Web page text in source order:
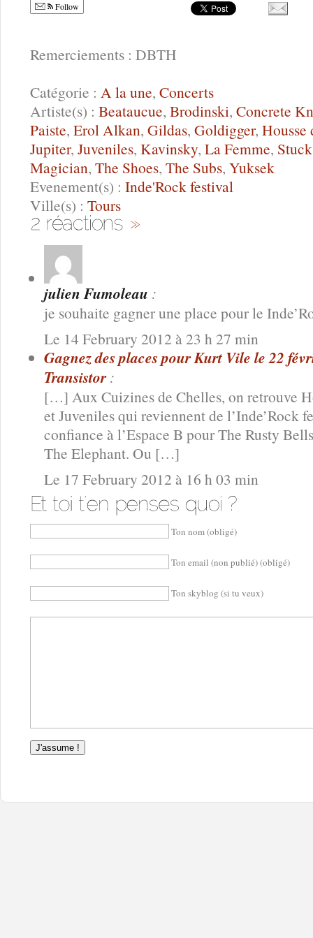
Follow
Remerciements : DBTH
Catégorie : A la une, Concerts
Artiste(s) : Beataucue, Brodinski, Concrete
Paiste, Erol Alkan, Gildas, Goldigger, Housse
Jupiter, Juveniles, Kavinsky, La Femme,
Magician, The Shoes, The Subs, Yuksek
Evenement(s) : Inde'Rock festival
Ville(s) : Tours
julien Fumoleau :
je souhaite gagner une place pour le
Le 14 February 2012 à 23 h 27 min
Gagnez des places pour Kurt Vile le 22
Transistor :
[…] Aux Cuizines de Chelles, on retrouve
et Juveniles qui reviennent de l’Inde’Rock
confiance à l’Espace B pour The Rusty
The Elephant. Ou […]
Le 17 February 2012 à 16 h 03 min
Ton nom (obligé)
Ton email (non publié) (obligé)
Ton skyblog (si tu veux)